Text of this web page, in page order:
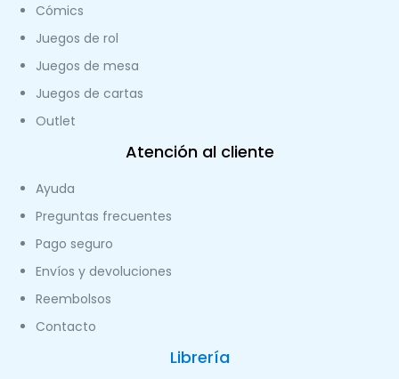
Cómics
Juegos de rol
Juegos de mesa
Juegos de cartas
Outlet
Atención al cliente
Ayuda
Preguntas frecuentes
Pago seguro
Envíos y devoluciones
Reembolsos
Contacto
Librería